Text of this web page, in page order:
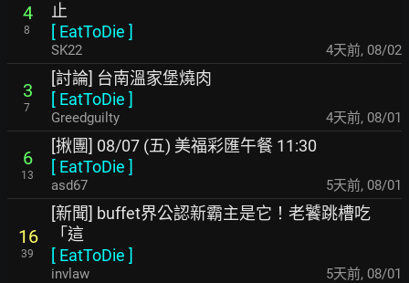
4
8
止
[ EatToDie ]
SK22 4天前, 08/02
3
7
[討論] 台南溫家堡燒肉
[ EatToDie ]
Greedguilty 4天前, 08/01
6
13
[揪團] 08/07 (五) 美福彩匯午餐 11:30
[ EatToDie ]
asd67 5天前, 08/01
16
39
[新聞] buffet界公認新霸主是它！老饕跳槽吃
「這
[ EatToDie ]
invlaw 5天前, 08/01